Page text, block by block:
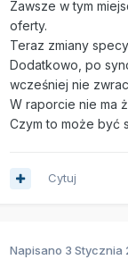
Zawsze w tym
oferty.
Teraz zmiany
Dodatkowo, po
wcześniej nie
W raporcie nie ma
Czym to może być
Cytuj
Napisano 3 Stycznia